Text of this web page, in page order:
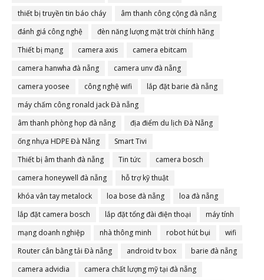
thiết bị truyền tin báo cháy
âm thanh công cộng đà nẵng
đánh giá công nghệ
đèn năng lượng mặt trời chính hãng
Thiết bị mạng
camera axis
camera ebitcam
camera hanwha đà nẵng
camera unv đà nẵng
camera yoosee
công nghệ wifi
lắp đặt barie đà nẵng
máy chấm công ronald jack Đà nẵng
âm thanh phòng họp đà nẵng
địa điểm du lịch Đà Nẵng
ống nhựa HDPE Đà Nẵng
Smart Tivi
Thiết bị âm thanh đà nẵng
Tin tức
camera bosch
camera honeywell đà nẵng
hỗ trợ kỹ thuật
khóa vân tay metalock
loa bose đà nẵng
loa đà nẵng
lắp đặt camera bosch
lắp đặt tổng đài điện thoại
máy tính
mạng doanh nghiệp
nhà thông minh robot hút bụi
wifi
Router cân bằng tải Đà nẵng
android tv box
barie đà nẵng
camera advidia
camera chất lượng mỹ tại đà nẵng